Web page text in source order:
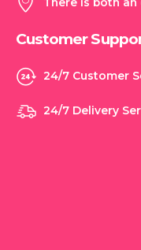
Customer
24/7 Customer
24/7 Delivery